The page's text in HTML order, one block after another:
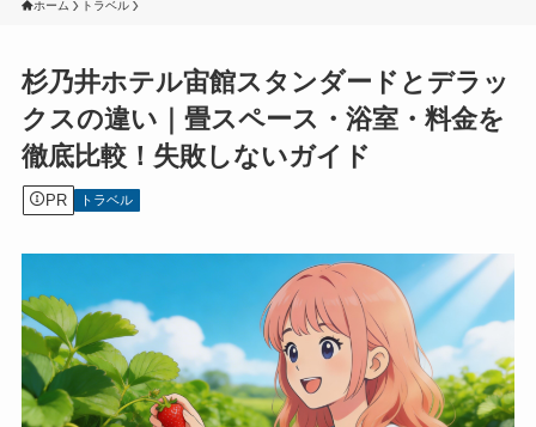
ホーム トラベル
杉乃井ホテル宙館スタンダードとデラッ
クスの違い｜畳スペース・浴室・料金を
徹底比較！失敗しないガイド
PR トラベル